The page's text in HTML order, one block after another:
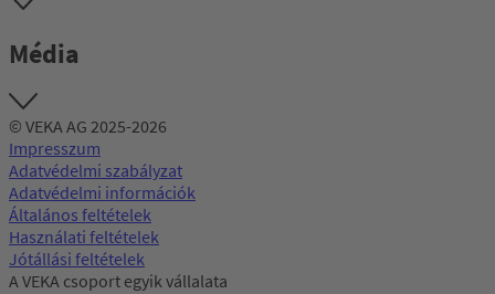
Média
© VEKA AG 2025-2026
Impresszum
Adatvédelmi szabályzat
Adatvédelmi információk
Általános feltételek
Használati feltételek
Jótállási feltételek
A VEKA csoport egyik vállalata